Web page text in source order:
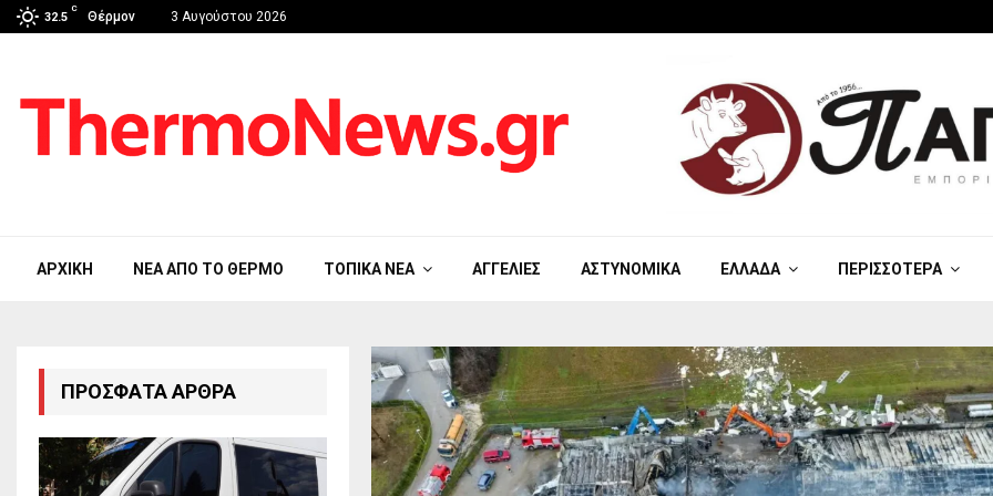
32.5
C
Θέρμον 3 Αυγούστου 2026
ΑΡΧΙΚΉ ΝΈΑ ΑΠΟ ΤΟ ΘΈΡΜΟ ΤΟΠΙΚΆ ΝΈΑ ΑΓΓΕΛΊΕΣ ΑΣΤΥΝΟΜΙΚΆ ΕΛΛΆΔΑ ΠΕΡΙΣΣΌΤΕΡΑ
ΠΡΌΣΦΑΤΑ ΆΡΘΡΑ